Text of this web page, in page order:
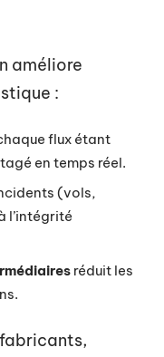
améliore
:
flux étant
en temps réel.
(vols,
l’intégrité
réduit les